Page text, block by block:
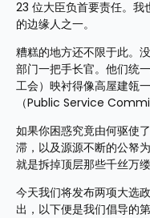
23 位大臣负首要责任。我
的边缘人之一。
糟糕的地方还不限于此。
部门一把手长官。他们统
工会）映衬得像高屋建瓴
（Public Service
如果你困惑究竟由何驱使
滞，以及源源不断的公帑
就是拆掉顶层那些千丝万
今天我们将发布两项大选
出，以下便是我们倡导的